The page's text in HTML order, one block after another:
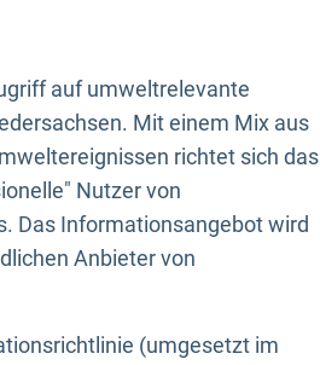
auf umweltrelevante
Mit einem Mix aus
richtet sich das
Nutzer von
Das Informationsangebot wird
Anbieter von
(umgesetzt im